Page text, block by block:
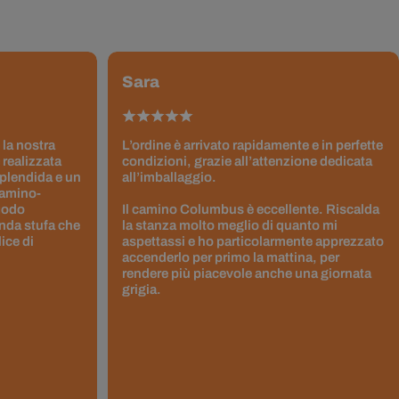
nostra
realizzata
e un
stufa che
di
Sara
L’ordine è arrivato rapidamente e in perfette
condizioni, grazie all’attenzione dedicata
all’imballaggio.
Il camino Columbus è eccellente. Riscalda
la stanza molto meglio di quanto mi
aspettassi e ho particolarmente apprezzato
accenderlo per primo la mattina, per
rendere più piacevole anche una giornata
grigia.